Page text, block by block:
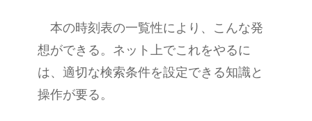
本の時刻表の一覧性により、こんな発
想ができる。ネット上でこれをやるに
は、適切な検索条件を設定できる知識と
操作が要る。